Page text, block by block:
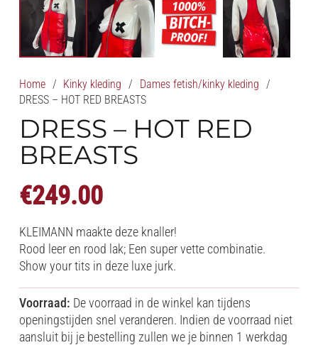
Home / Kinky kleding / Dames fetish/kinky kleding /
DRESS – HOT RED BREASTS
DRESS – HOT RED
BREASTS
€249.00
KLEIMANN maakte deze knaller!
Rood leer en rood lak; Een super vette combinatie.
Show your tits in deze luxe jurk.
Voorraad: De voorraad in de winkel kan tijdens
openingstijden snel veranderen. Indien de voorraad niet
aansluit bij je bestelling zullen we je binnen 1 werkdag